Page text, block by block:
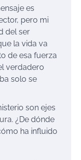
es
pero mi
del ser
la vida va
de esa fuerza
verdadero
solo se
son ejes
¿De dónde
ha influido